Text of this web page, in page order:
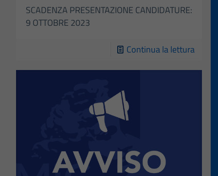
SCADENZA PRESENTAZIONE CANDIDATURE:
9 OTTOBRE 2023
Continua la lettura-